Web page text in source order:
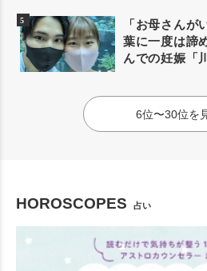
「お母さんが
葉に一度は諦
んでの妊娠「
6位〜30位を
HOROSCOPES 占い